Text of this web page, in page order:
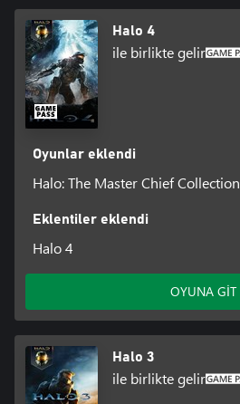
Halo 4
ile birlikte gelir
Oyunlar eklendi
Halo: The Master Chief Collection
Eklentiler eklendi
Halo 4
OYUNA GİT
Halo 3
ile birlikte gelir